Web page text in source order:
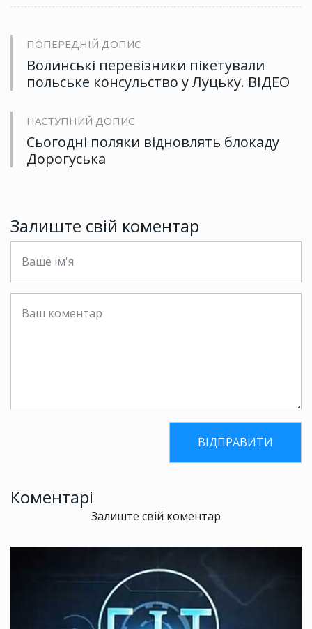
ПОПЕРЕДНІЙ ДОПИС
Волинські перевізники пікетували
польське консульство у Луцьку. ВІДЕО
НАСТУПНИЙ ДОПИС
Сьогодні поляки відновлять блокаду
Дорогуська
Залиште свій коментар
Коментарі
Залиште свій коментар